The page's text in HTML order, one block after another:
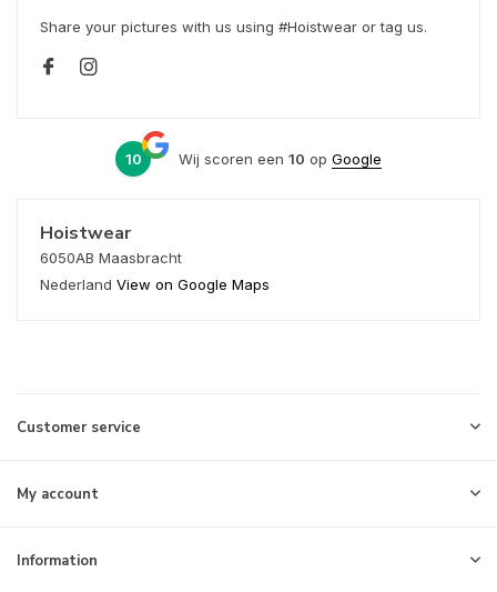
Share your pictures with us using #Hoistwear or tag us.
10 Wij scoren een 10 op Google
Hoistwear
6050AB Maasbracht
Nederland View on Google Maps
Customer service
My account
Information